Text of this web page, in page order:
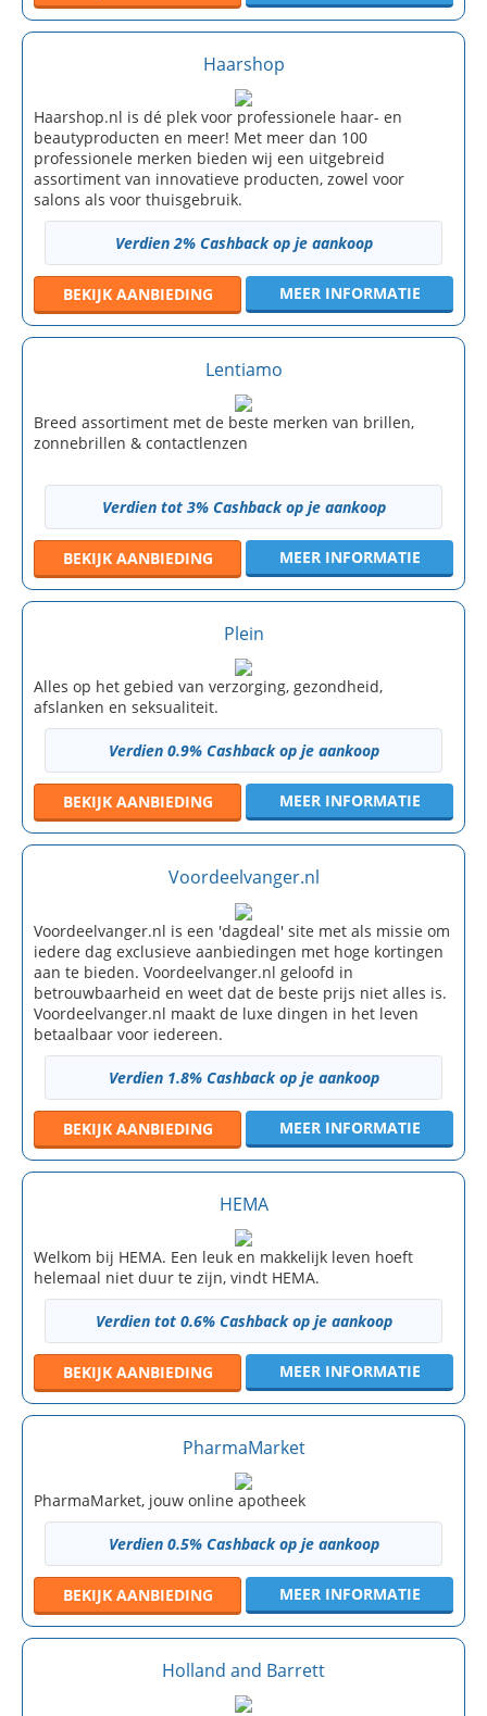
Haarshop
Haarshop.nl is dé plek voor professionele haar- en
beautyproducten en meer! Met meer dan 100
professionele merken bieden wij een uitgebreid
assortiment van innovatieve producten, zowel voor
salons als voor thuisgebruik.
Verdien 2% Cashback op je aankoop
BEKIJK AANBIEDING MEER INFORMATIE
Lentiamo
Breed assortiment met de beste merken van brillen,
zonnebrillen & contactlenzen
Verdien tot 3% Cashback op je aankoop
BEKIJK AANBIEDING MEER INFORMATIE
Plein
Alles op het gebied van verzorging, gezondheid,
afslanken en seksualiteit.
Verdien 0.9% Cashback op je aankoop
BEKIJK AANBIEDING MEER INFORMATIE
Voordeelvanger.nl
Voordeelvanger.nl is een 'dagdeal' site met als missie om
iedere dag exclusieve aanbiedingen met hoge kortingen
aan te bieden. Voordeelvanger.nl geloofd in
betrouwbaarheid en weet dat de beste prijs niet alles is.
Voordeelvanger.nl maakt de luxe dingen in het leven
betaalbaar voor iedereen.
Verdien 1.8% Cashback op je aankoop
BEKIJK AANBIEDING MEER INFORMATIE
HEMA
Welkom bij HEMA. Een leuk en makkelijk leven hoeft
helemaal niet duur te zijn, vindt HEMA.
Verdien tot 0.6% Cashback op je aankoop
BEKIJK AANBIEDING MEER INFORMATIE
PharmaMarket
PharmaMarket, jouw online apotheek
Verdien 0.5% Cashback op je aankoop
BEKIJK AANBIEDING MEER INFORMATIE
Holland and Barrett